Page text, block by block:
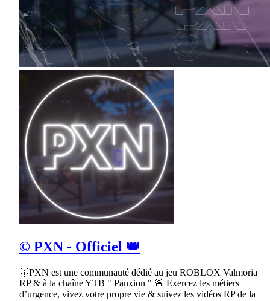
© PXN - Officiel 👑
🥇PXN est une communauté dédié au jeu ROBLOX Valmoria
RP & à la chaîne YTB " Panxion " 🚨 Exercez les métiers
d’urgence, vivez votre propre vie & suivez les vidéos RP de la